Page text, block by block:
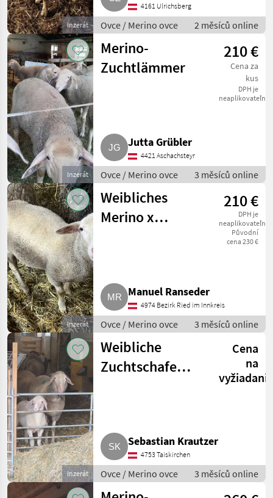
Inzerát
4161 Ulrichsberg
Ovce / Merino ovce 2 měsíců online
Inzerát
Merino-
Zuchtlämmer
210 €
Cena za
kus
DPH je
neaplikovateľné
Jutta Grübler
4421 Aschachsteyr
Ovce / Merino ovce 3 měsíců online
Inzerát
Weibliches
Merino x
210 €
DPH je
neaplikovateľné
Původní
cena 230 €
Manuel Ranseder
4974 Bezirk Ried im Innkreis
Ovce / Merino ovce 3 měsíců online
Inzerát
Weibliche
Zuchtschafe
Cena
na
Sebastian Krautzer
4753 Taiskirchen
Ovce / Merino ovce 3 měsíců online